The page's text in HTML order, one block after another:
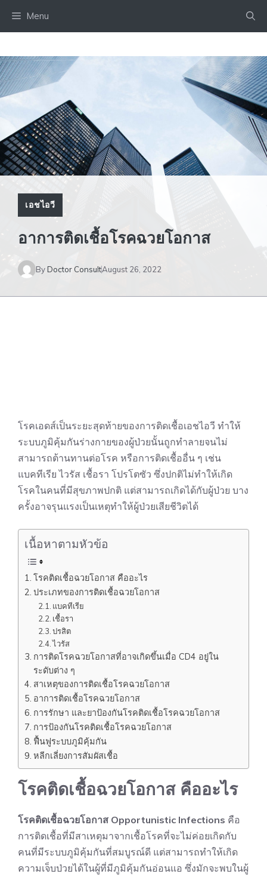
Menu
เอชไอวี
อาการติดเชื้อโรคฉวยโอกาส
ByDoctor ConsultAugust 26, 2022
โรคเอดส์เป็นระยะสุดท้ายของการติดเชื้อเอชไอวี ทำให้
ระบบภูมิคุ้มกันร่างกายของผู้ป่วยนั้นถูกทำลายจนไม่
สามารถต้านทานต่อโรค หรือการติดเชื้ออื่น ๆ เช่น
แบคทีเรีย ไวรัส เชื้อรา โปรโตซัว ซึ่งปกติไม่ทำให้เกิด
โรคในคนที่มีสุขภาพปกติ แต่สามารถเกิดได้กับผู้ป่วย บาง
ครั้งอาจรุนแรงเป็นเหตุทำให้ผู้ป่วยเสียชีวิตได้
เนื้อหาตามหัวข้อ
โรคติดเชื้อฉวยโอกาส คืออะไร
ประเภทของการติดเชื้อฉวยโอกาส
แบคทีเรีย
เชื้อรา
ปรสิต
ไวรัส
การติดโรคฉวยโอกาสที่อาจเกิดขึ้นเมื่อ CD4 อยู่ใน
ระดับต่าง ๆ
สาเหตุของการติดเชื้อโรคฉวยโอกาส
อาการติดเชื้อโรคฉวยโอกาส
การรักษา และยาป้องกันโรคติดเชื้อโรคฉวยโอกาส
การป้องกันโรคติดเชื้อโรคฉวยโอกาส
ฟื้นฟูระบบภูมิคุ้มกัน
หลีกเลี่ยงการสัมผัสเชื้อ
โรคติดเชื้อฉวยโอกาส คืออะไร
โรคติดเชื้อฉวยโอกาส Opportunistic Infections คือ
การติดเชื้อที่มีสาเหตุมาจากเชื้อโรคที่จะไม่ค่อยเกิดกับ
คนที่มีระบบภูมิคุ้มกันที่สมบูรณ์ดี แต่สามารถทำให้เกิด
ความเจ็บป่วยได้ในผู้ที่มีภูมิคุ้มกันอ่อนแอ ซึ่งมักจะพบในผู้